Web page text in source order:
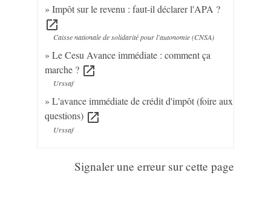
Impôt sur le revenu : faut-il déclarer l'APA ?
open_in_new
Caisse nationale de solidarité pour l'autonomie (CNSA)
Le Cesu Avance immédiate : comment ça
marche ? open_in_new
Urssaf
L'avance immédiate de crédit d'impôt (foire aux
questions) open_in_new
Urssaf
Signaler une erreur sur cette page